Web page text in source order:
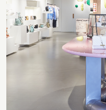
Contact